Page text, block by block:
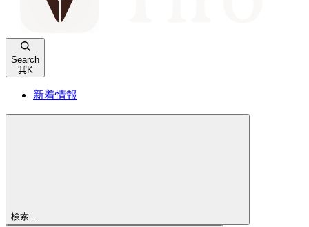
Search
⌘K
新着情報
検索...